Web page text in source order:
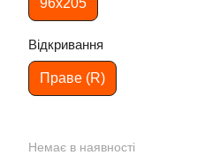
96х205
Відкривання
Праве (R)
Немає в наявності